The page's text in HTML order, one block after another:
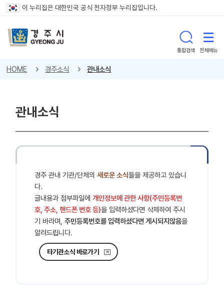
이 누리집은 대한민국 공식 전자정부 누리집입니다.
통합검색 전체메뉴
HOME 경주소식 관내소식
관내소식
경주 관내 기관/단체의새로운 소식들을 제공하고 있습니
다.
글내용과 첨부파일에개인정보에 관한 사항(주민등록번
호, 주소, 핸드폰 번호 등)을 입력하셨다면 삭제하여 주시
기 바라며,주민등록번호를 입력하셨다면 게시되지않음을
알려드립니다.
타기관소식 바로가기